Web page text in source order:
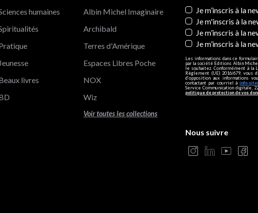
Newsletters
Je m’inscris à la
Je m'inscris à la
Je m’inscris à la
Je m’inscris à la
Les informations dans ce
par la société Editions Albin
le souhaitez. Conformément à la
Règlement (UE) 2016/679, vous
d’opposition aux informations
contactant par courriel àinfo-
Service Communication digitale,
politique de protection de vos
humaines
Jeunesse
livres
Albin Michel Imaginaire
Archibald
Terres d'Amérique
Espaces Libres Poche
NOX
Wiz
Voir toutes les collections
Nous suivre